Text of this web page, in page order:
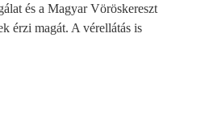
és a Magyar Vöröskereszt
érzi magát. A vérellátás is